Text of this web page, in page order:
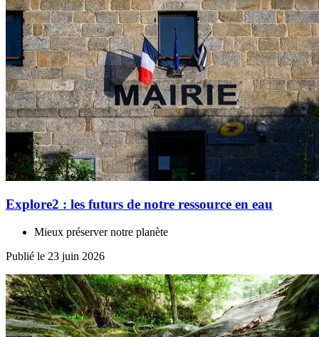
Explore2 : les futurs de notre ressource en eau
Mieux préserver notre planète
Publié le 23 juin 2026